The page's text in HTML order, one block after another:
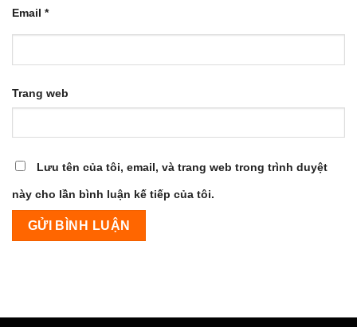
Email *
Trang web
Lưu tên của tôi, email, và trang web trong trình duyệt
này cho lần bình luận kế tiếp của tôi.